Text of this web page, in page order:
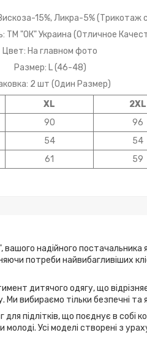
15%, Ликра-5% (Трикотаж
ТМ "ОК" Украина (Отличное
Цвет: На главном фото
Размер: L (46-48)
2 шт (Один Размер)
XL
2XL
90
96
54
54
61
59
надійного
потреби найвибагливіших
дитячого одягу, що
вибираємо тільки безпечні
для підлітків, що поєднує в
Усі моделі створені з